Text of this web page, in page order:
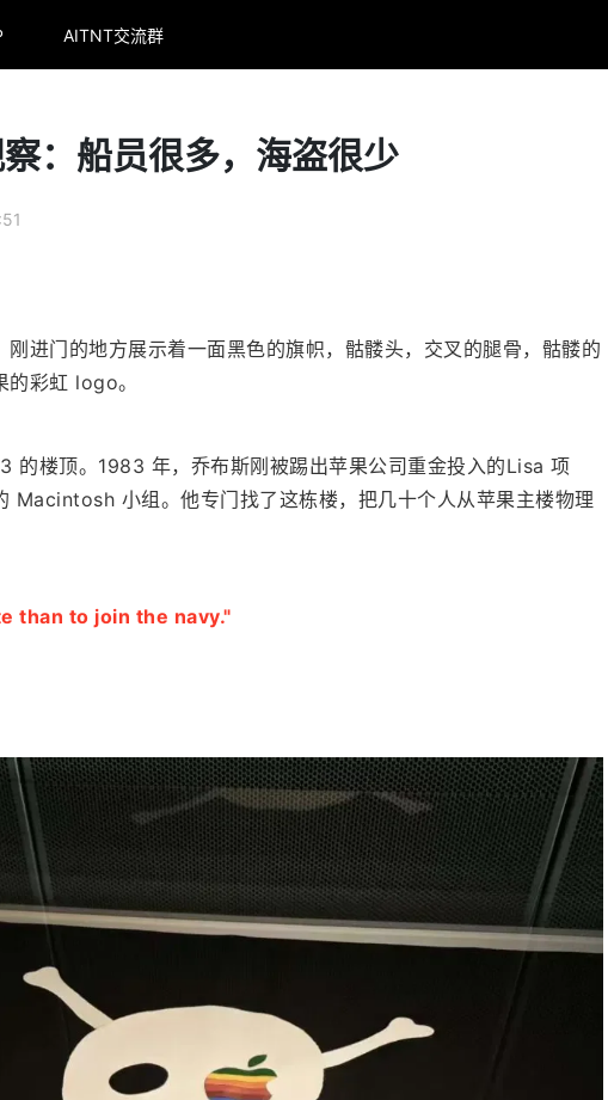
AITNT交流群
：船员很多，海盗很少
进门的地方展示着一面黑色的旗帜，骷髅头，交叉的腿骨，骷髅的
彩虹 logo。
的楼顶。1983 年，乔布斯刚被踢出苹果公司重金投入的Lisa 项
Macintosh 小组。他专门找了这栋楼，把几十个人从苹果主楼物理
than to join the navy."